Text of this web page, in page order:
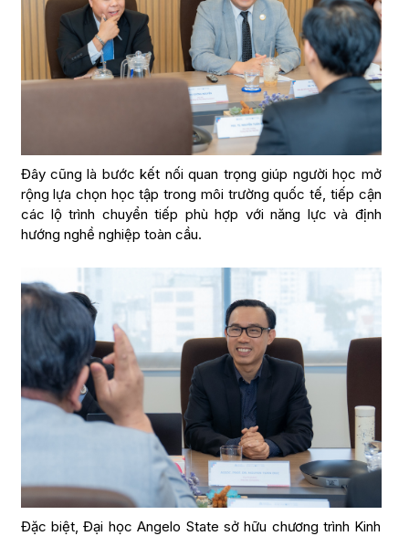
Đây cũng là bước kết nối quan trọng giúp người học mở
rộng lựa chọn học tập trong môi trường quốc tế, tiếp cận
các lộ trình chuyển tiếp phù hợp với năng lực và định
hướng nghề nghiệp toàn cầu.
Đặc biệt, Đại học Angelo State sở hữu chương trình Kinh